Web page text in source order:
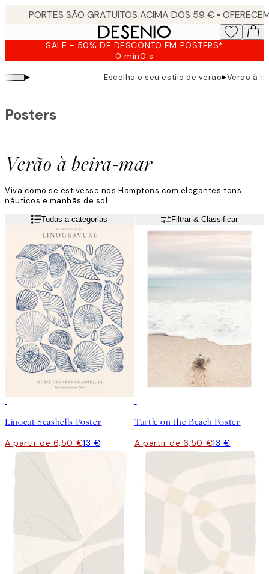
SALE - 50% DE DESCONTO EM POSTERS*
0 min0 s
Válido
2026-
▸ Escolha o seu estilo de verão▸Verão à
Verão à beira-mar
Posters
Viva como se estivesse nos Hamptons com elegantes tons
náuticos e manhãs de sol.
Leia maisTodas a categorias Filtrar & Classificar
Linocut Seashells Poster
A partir de 6,50 €13 €
Turtle on the Beach Poster
A partir de 6,50 €13 €